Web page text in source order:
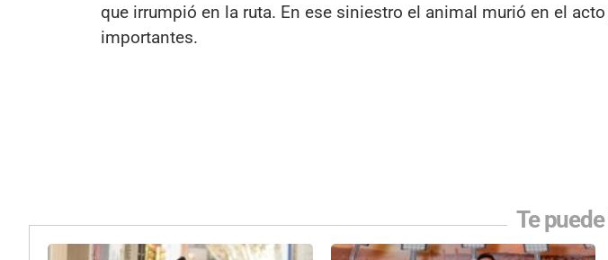
que irrumpió en la ruta. En ese siniestro el animal murió en el
importantes.
Te puede